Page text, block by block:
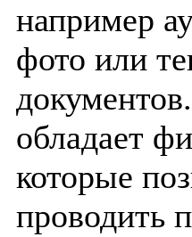
например
фото или
обладает
которые
проводить